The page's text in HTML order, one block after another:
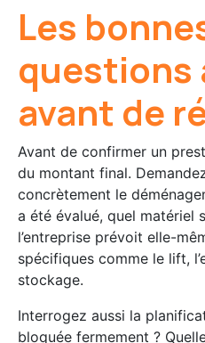
Les
questions
avant de
Avant de confirmer un
du montant final.
concrètement le
a été évalué, quel matériel
l’entreprise prévoit elle-
spécifiques comme le lift,
stockage.
Interrogez aussi la
bloquée fermement ?